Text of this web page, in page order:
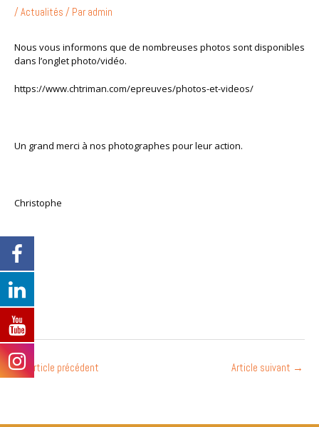
/Actualités / Par admin
Nous vous informons que de nombreuses photos sont disponibles
dans l’onglet photo/vidéo.
https://www.chtriman.com/epreuves/photos-et-videos/
Un grand merci à nos photographes pour leur action.
Christophe
← Article précédent Article suivant →